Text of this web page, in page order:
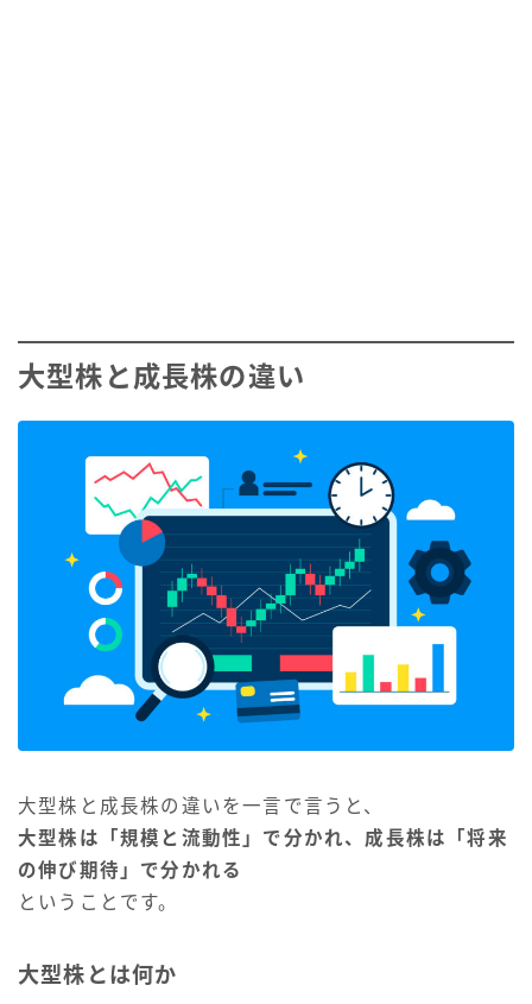
大型株と成長株の違い
大型株と成長株の違いを一言で言うと、
大型株は「規模と流動性」で分かれ、成長株は「将来
の伸び期待」で分かれる
ということです。
大型株とは何か